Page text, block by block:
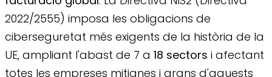
2022/2555) imposa les obligacions de
ciberseguretat més exigents de la història de la
UE, ampliant l'abast de 7 a 18 sectors i afectant
totes les empreses mitjanes i grans d'aquests